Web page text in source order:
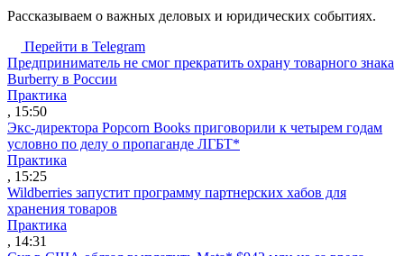
Рассказываем о важных деловых и юридических событиях.
Перейти в Telegram
Предприниматель не смог прекратить охрану товарного знака
Burberry в России
Практика
, 15:50
Экс-директора Popcorn Books приговорили к четырем годам
условно по делу о пропаганде ЛГБТ*
Практика
, 15:25
Wildberries запустит программу партнерских хабов для
хранения товаров
Практика
, 14:31